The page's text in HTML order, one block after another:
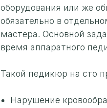
оборудования или же
обязательно в
мастера. Основной
время аппаратного
Такой педикюр на сто
Нарушение